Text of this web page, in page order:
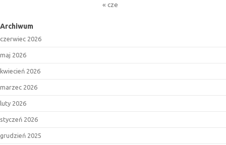
« cze
Archiwum
czerwiec 2026
maj 2026
kwiecień 2026
marzec 2026
luty 2026
styczeń 2026
grudzień 2025